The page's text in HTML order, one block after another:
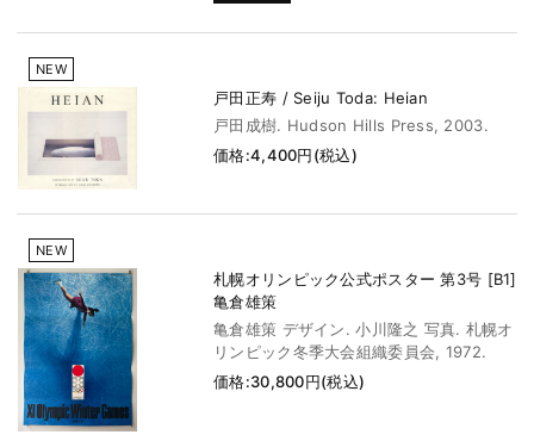
NEW
戸田正寿 / Seiju Toda: Heian
戸田成樹. Hudson Hills Press, 2003.
価格:4,400円(税込)
NEW
札幌オリンピック公式ポスター 第3号 [B1]
亀倉雄策
亀倉雄策 デザイン. 小川隆之 写真. 札幌オ
リンピック冬季大会組織委員会, 1972.
価格:30,800円(税込)